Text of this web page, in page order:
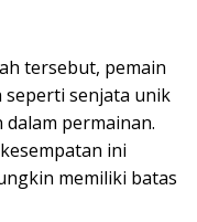
tersebut, pemain
seperti senjata unik
permainan.
ini
memiliki batas